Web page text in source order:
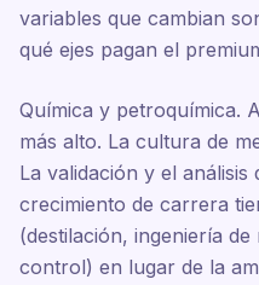
variables que cambian
qué ejes pagan el
Química y petroquímica.
más alto. La cultura de
La validación y el
crecimiento de carrera
(destilación, ingeniería
control) en lugar de la